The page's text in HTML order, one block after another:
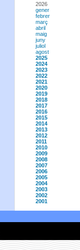
2026
gener
febrer
març
abril
maig
juny
juliol
agost
2025
2024
2023
2022
2021
2020
2019
2018
2017
2016
2015
2014
2013
2012
2011
2010
2009
2008
2007
2006
2005
2004
2003
2002
2001